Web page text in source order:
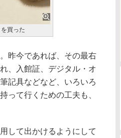
買った
昨今であれば、その最右
、入館証、デジタル・オ
記具などなど、いろいろ
って行くための工夫も、
して出かけるようにして